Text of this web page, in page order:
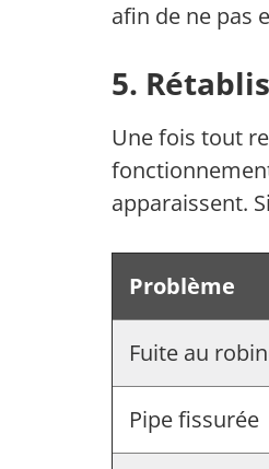
afin de ne pas
5.
Une fois tout
apparaissent.
Problème
Fuite au
Pipe fissurée